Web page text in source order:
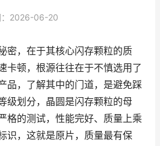
：2026-06-20
密，在于其核心闪存颗粒的质
卡顿，根源往往在于不慎选用了
品，了解其中的门道，是避免踩
级划分，晶圆是闪存颗粒的母
格的测试，性能完好、质量上乘
识，这就是原片，质量最有保